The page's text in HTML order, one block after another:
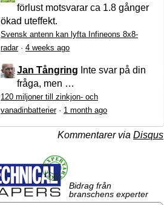
förlust motsvarar ca 1.8 gånger
ökad uteffekt.
Svensk antenn kan lyfta Infineons 8x8-
radar· 4 weeks ago
Jan Tångring Inte svar på din
fråga, men …
120 miljoner till zinkjon- och
vanadinbatterier· 1 month ago
Kommentarer via Disqus
Bidrag från
branschens experter